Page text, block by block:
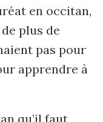
en occitan,
plus de
pas pour
apprendre à
qu’il faut